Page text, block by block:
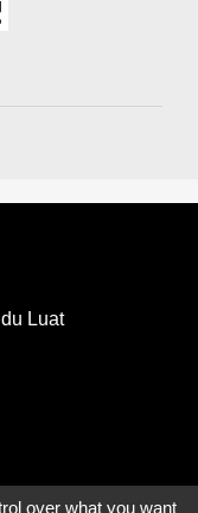
Luat
over what you want